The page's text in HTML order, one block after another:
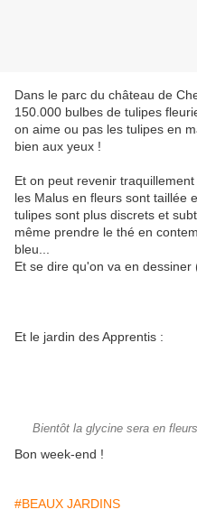
Dans le parc du château de
150.000 bulbes de tulipes
on aime ou pas les tulipes en
bien aux yeux !
Et on peut revenir
les Malus en fleurs sont taillée
tulipes sont plus discrets et
même prendre le thé en
bleu...
Et se dire qu'on va en dessiner
Et le jardin des Apprentis :
Bientôt la glycine sera en
Bon week-end !
#BEAUX JARDINS